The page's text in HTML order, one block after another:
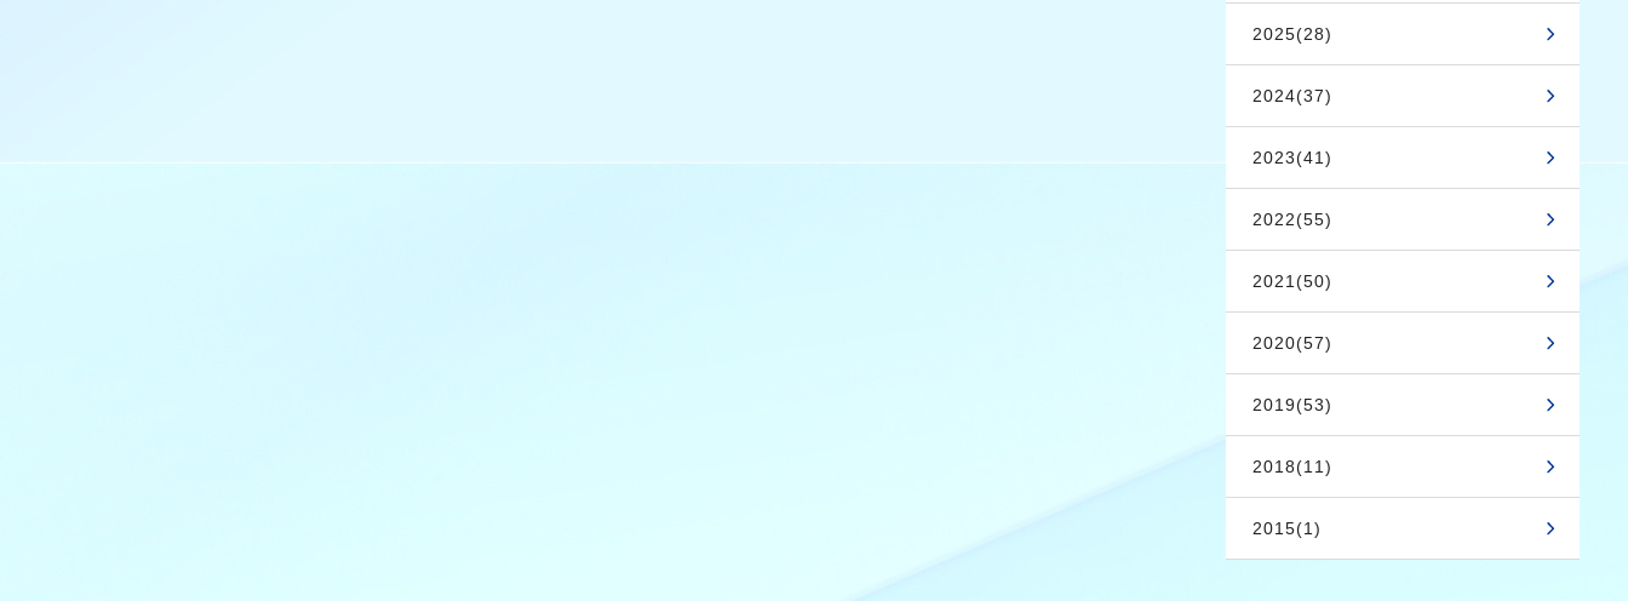
2025(28)
2024(37)
2023(41)
2022(55)
2021(50)
2020(57)
2019(53)
2018(11)
2015(1)